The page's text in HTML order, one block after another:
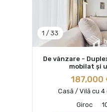
1 / 33
De vânzare -
mobilat și
187,000
Casă / Vilă cu
Giroc